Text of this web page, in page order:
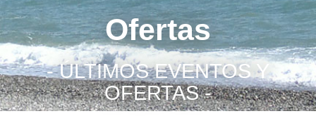
Ofertas
- ÚLTIMOS EVENTOS Y
OFERTAS -